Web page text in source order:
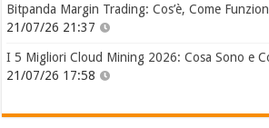
Bitpanda Margin Trading: Cos’è, Come
21/07/26 21:37
I 5 Migliori Cloud Mining 2026: Cosa Sono e
21/07/26 17:58